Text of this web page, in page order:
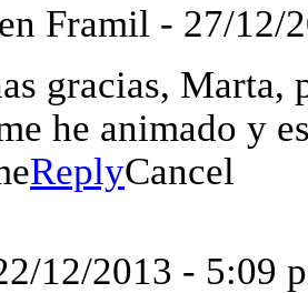
Framil - 27/12/
gracias, Marta,
he animado y
ReplyCancel
12/2013 - 5:09